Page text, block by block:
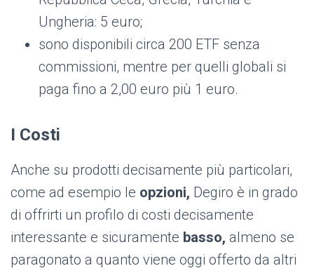
Ungheria: 5 euro;
sono disponibili circa 200 ETF senza
commissioni, mentre per quelli globali si
paga fino a 2,00 euro più 1 euro.
I Costi
Anche su prodotti decisamente più particolari,
come ad esempio le opzioni, Degiro è in grado
di offrirti un profilo di costi decisamente
interessante e sicuramente basso, almeno se
paragonato a quanto viene oggi offerto da altri